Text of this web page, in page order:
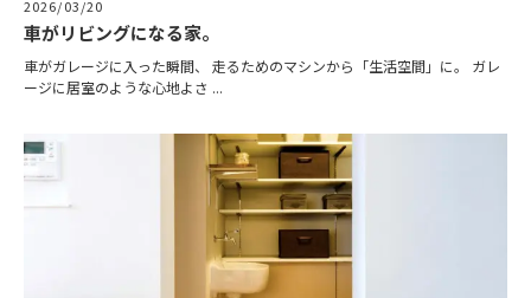
2026/03/20
車がリビングになる家。
車がガレージに入った瞬間、 走るためのマシンから「生活空間」に。 ガレ
ージに居室のような心地よさ ...